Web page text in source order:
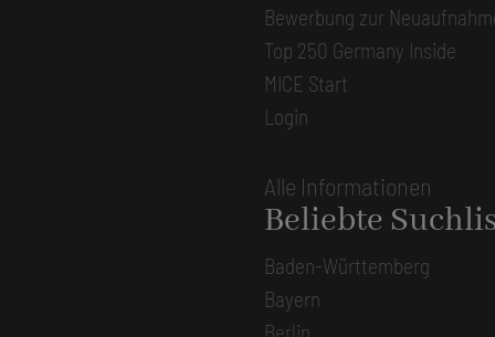
Bewerbung zur
Top 250 Germany Inside
MICE Start
Login
Alle Informationen
Beliebte
Baden-Württemberg
Bayern